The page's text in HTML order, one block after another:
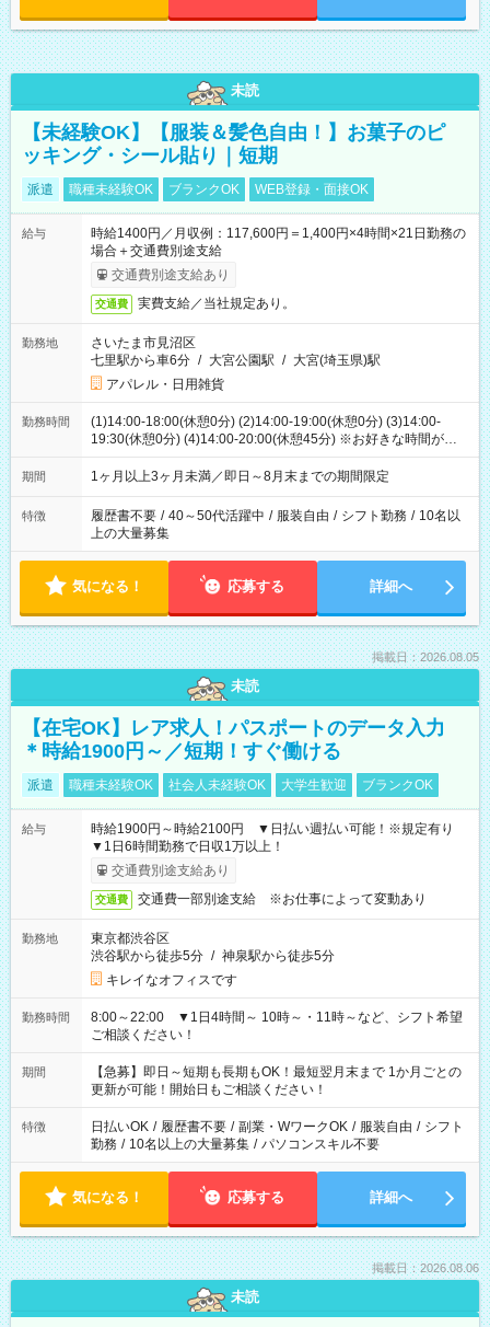
未読
【未経験OK】【服装＆髪色自由！】お菓子のピ
ッキング・シール貼り｜短期
派遣 職種未経験OK ブランクOK WEB登録・面接OK
給与
時給1400円／月収例：117,600円＝1,400円×4時間×21日勤務の
場合＋交通費別途支給
交通費別途支給あり
交通費 実費支給／当社規定あり。
勤務地
さいたま市見沼区
七里駅から車6分 / 大宮公園駅 / 大宮(埼玉県)駅
アパレル・日用雑貨
勤務時間
(1)14:00-18:00(休憩0分) (2)14:00-19:00(休憩0分) (3)14:00-
19:30(休憩0分) (4)14:00-20:00(休憩45分) ※お好きな時間が選べ
ます
期間 1ヶ月以上3ヶ月未満／即日～8月末までの期間限定
特徴 履歴書不要 / 40～50代活躍中 / 服装自由 / シフト勤務 / 10名以
上の大量募集
気になる！ 応募する 詳細へ
掲載日：2026.08.05
未読
【在宅OK】レア求人！パスポートのデータ入力
＊時給1900円～／短期！すぐ働ける
派遣 職種未経験OK 社会人未経験OK 大学生歓迎 ブランクOK
給与
時給1900円～時給2100円 ▼日払い週払い可能！※規定有り
▼1日6時間勤務で日収1万以上！
交通費別途支給あり
交通費 交通費一部別途支給 ※お仕事によって変動あり
勤務地
東京都渋谷区
渋谷駅から徒歩5分 / 神泉駅から徒歩5分
キレイなオフィスです
勤務時間
8:00～22:00 ▼1日4時間～ 10時～・11時～など、シフト希望
ご相談ください！
期間
【急募】即日～短期も長期もOK！最短翌月末まで 1か月ごとの
更新が可能！開始日もご相談ください！
特徴 日払いOK / 履歴書不要 / 副業・WワークOK / 服装自由 / シフト
勤務 / 10名以上の大量募集 / パソコンスキル不要
気になる！ 応募する 詳細へ
掲載日：2026.08.06
未読